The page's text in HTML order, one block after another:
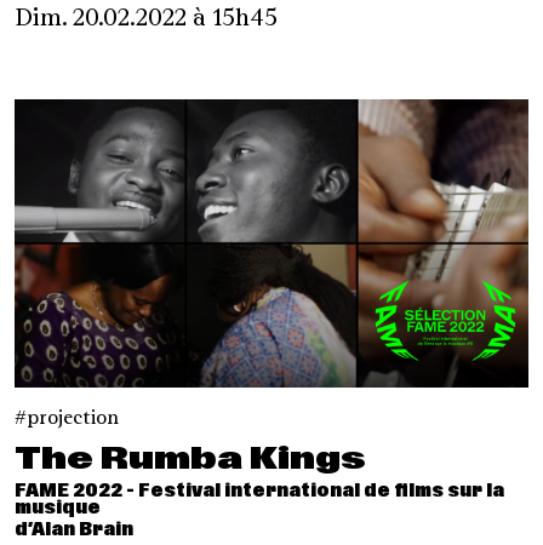
Dim. 20.02.2022 à 15h45
projection
The Rumba Kings
FAME 2022 - Festival international de films sur la
musique
d’Alan Brain